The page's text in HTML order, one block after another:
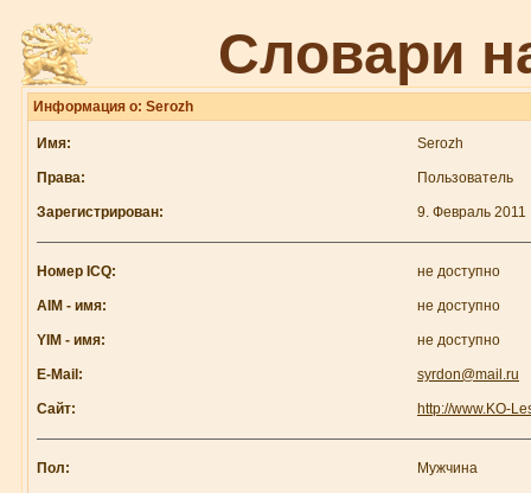
Словари
Информация о: Serozh
Имя: Serozh
Права: Пользователь
Зарегистрирован: 9. Февраль 2011
Номер ICQ: не доступно
AIM - имя: не доступно
YIM - имя: не доступно
E-Mail: syrdon@mail.ru
Сайт: http://www.KO-
Пол: Мужчина